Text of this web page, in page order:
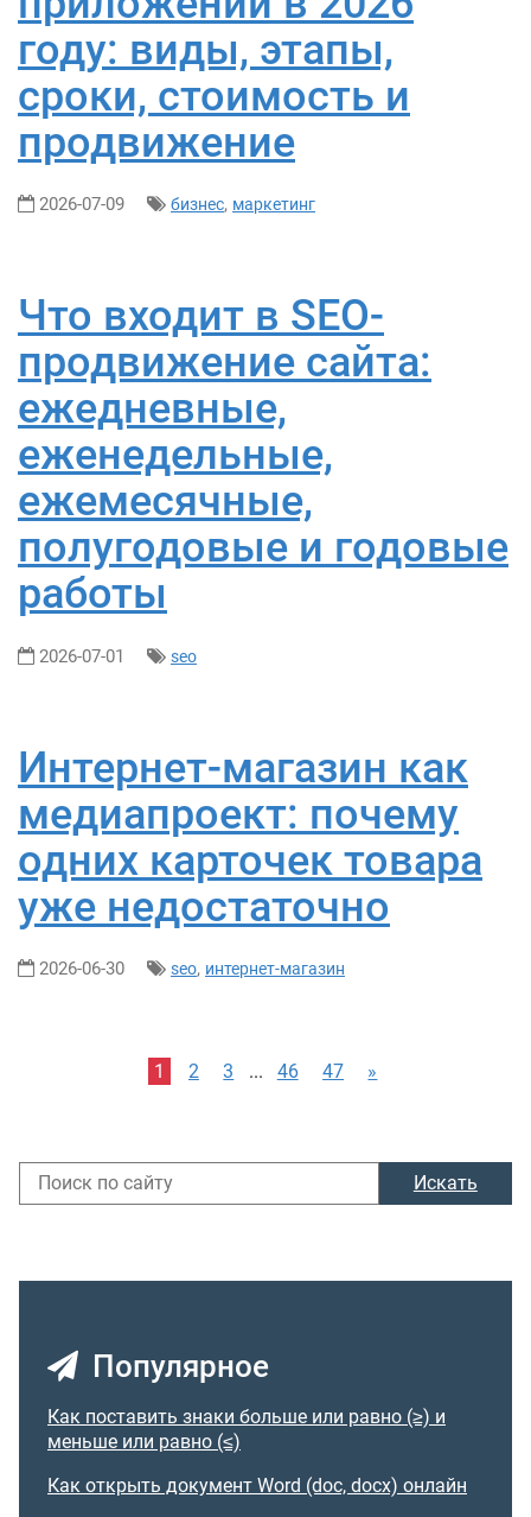
году: виды, этапы,
сроки, стоимость и
продвижение
2026-07-09 бизнес, маркетинг
Что входит в SEO-
продвижение сайта:
ежедневные,
еженедельные,
ежемесячные,
полугодовые и годовые
работы
2026-07-01 seo
Интернет-магазин как
медиапроект: почему
одних карточек товара
уже недостаточно
2026-06-30 seo, интернет-магазин
1 2 3 ... 46 47 »
Искать
Популярное
Как поставить знаки больше или равно (≥) и
меньше или равно (≤)
Как открыть документ Word (doc, docx) онлайн